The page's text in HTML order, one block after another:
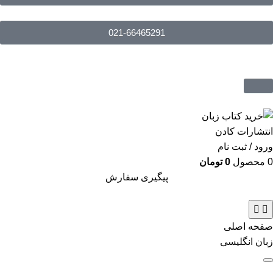
021-66465291
ورود / ثبت نام
0 محصول 0 تومان
پیگیری سفارش
صفحه اصلی
زبان انگلیسی